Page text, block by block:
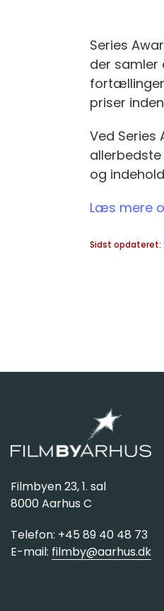
Series
der samler
fortællinger
priser
Ved Series
og
Læs mere
Sidst opdateret:
Filmbyen 23, 1. sal
8000 Aarhus C
Telefon: +45 89 40 48 73
E-mail: filmby@aarhus.dk